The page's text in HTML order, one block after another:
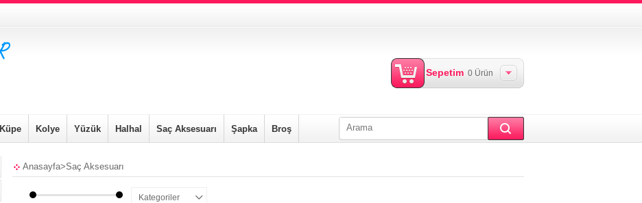
Sepetim 0 Ürün
Küpe Kolye Yüzük Halhal Saç Aksesuarı Şapka Broş
Anasayfa>Saç Aksesuarı
Kategoriler